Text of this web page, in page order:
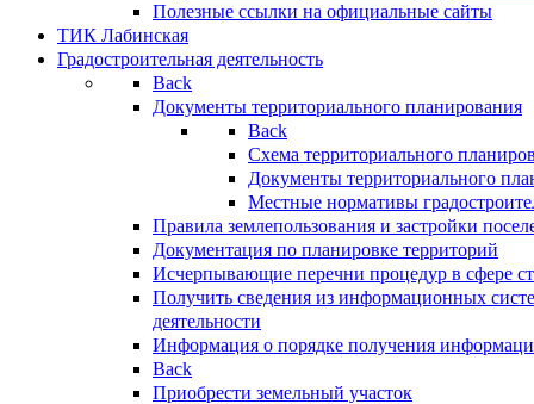
Полезные ссылки на официальные сайты
ТИК Лабинская
Градостроительная деятельность
Back
Документы территориального планирования
Back
Схема территориального
Документы территориального
Местные нормативы
Правила землепользования и застройки
Документация по планировке территорий
Исчерпывающие перечни процедур в сфере
Получить сведения из информационных
деятельности
Информация о порядке получения
Back
Приобрести земельный участок